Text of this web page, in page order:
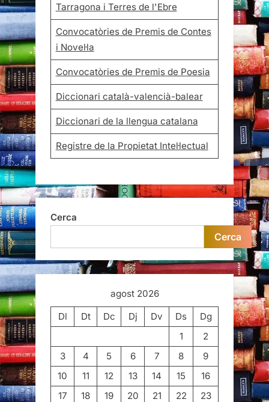
Tarragona i Terres de l'Ebre
Convocatòries de Premis de Contes
i Novel·la
Convocatòries de Premis de Poesia
Diccionari català-valencià-balear
Diccionari de la llengua catalana
Registre de la Propietat Intel·lectual
Cerca
Cerca
agost 2026
Dl
Dt Dc Dj Dv Ds
Dg
1
2
3
4 5 6 7 8
9
10
11 12 13 14 15
16
17
18 19 20 21 22
23